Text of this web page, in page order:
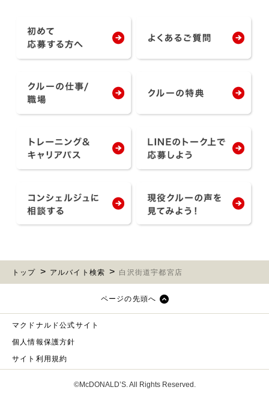
トップ アルバイト検索 白沢街道宇都宮店
ページの先頭へ
マクドナルド公式サイト
個人情報保護方針
サイト利用規約
©McDONALD’S. All Rights Reserved.